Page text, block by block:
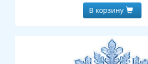
В корзину